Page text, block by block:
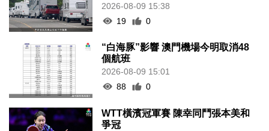
2026-08-09 15:38
19
0
“白海豚”影響 澳門機場今明取消48
個航班
2026-08-09 15:01
88
0
WTT橫濱冠軍賽 陳幸同鬥張本美和
爭冠